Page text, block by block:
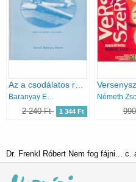
Az a csodálatos repülés
Baranyay Elemér
2 240 Ft 1 344 Ft
Németh
Dr. Frenkl Róbert Nem fog fájni... c.